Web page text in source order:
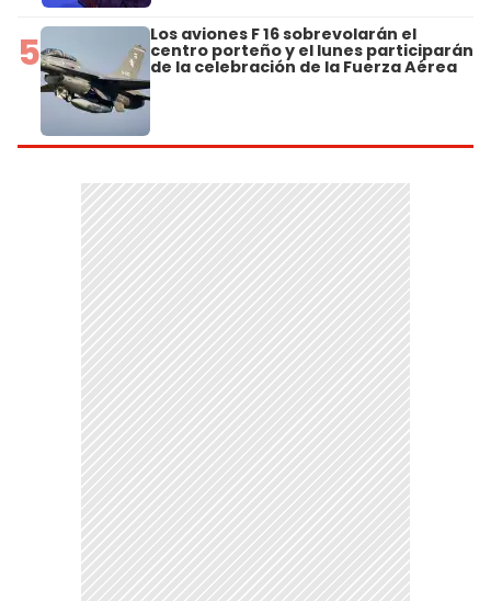
5 Los aviones F 16 sobrevolarán el
centro porteño y el lunes participarán
de la celebración de la Fuerza Aérea